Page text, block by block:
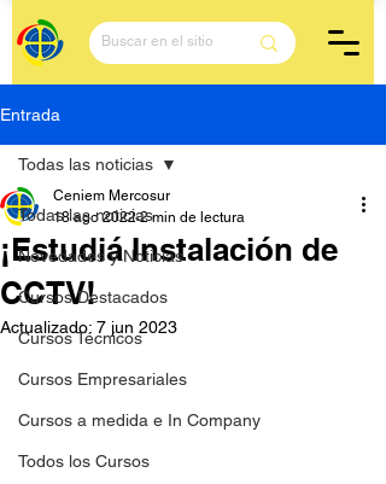
Entrada
Todas las noticias
Novedades y Noticias
Cursos Destacados
Cursos Técnicos
Cursos Empresariales
Cursos a medida e In Company
Todos los Cursos
Todas las noticias
¡Estudiá Instalación de
CCTV!
Ceniem Mercosur
18 ago 2022 2 min de lectura
Actualizado: 7 jun 2023